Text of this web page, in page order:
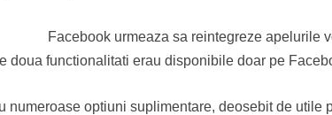
Facebook urmeaza sa reintegreze apelurile
doua functionalitati erau disponibile doar pe
numeroase optiuni suplimentare, deosebit de utile